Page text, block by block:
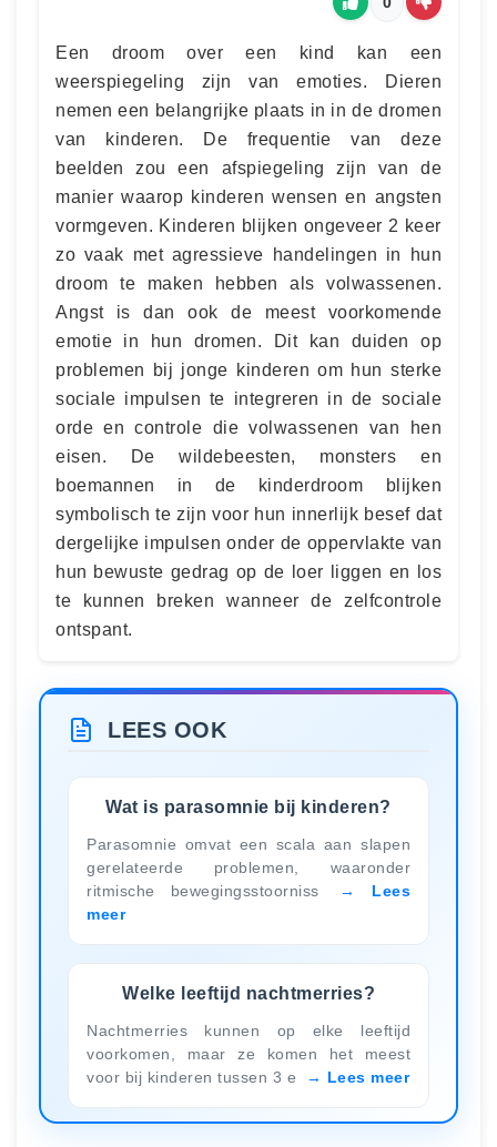
Een droom over een kind kan een
weerspiegeling zijn van emoties. Dieren
nemen een belangrijke plaats in in de dromen
van kinderen. De frequentie van deze
beelden zou een afspiegeling zijn van de
manier waarop kinderen wensen en angsten
vormgeven. Kinderen blijken ongeveer 2 keer
zo vaak met agressieve handelingen in hun
droom te maken hebben als volwassenen.
Angst is dan ook de meest voorkomende
emotie in hun dromen. Dit kan duiden op
problemen bij jonge kinderen om hun sterke
sociale impulsen te integreren in de sociale
orde en controle die volwassenen van hen
eisen. De wildebeesten, monsters en
boemannen in de kinderdroom blijken
symbolisch te zijn voor hun innerlijk besef dat
dergelijke impulsen onder de oppervlakte van
hun bewuste gedrag op de loer liggen en los
te kunnen breken wanneer de zelfcontrole
ontspant.
LEES OOK
Wat is parasomnie bij kinderen?
Parasomnie omvat een scala aan slapen
gerelateerde problemen, waaronder
ritmische bewegingsstoorniss
Lees
meer
Welke leeftijd nachtmerries?
Nachtmerries kunnen op elke leeftijd
voorkomen, maar ze komen het meest
voor bij kinderen tussen 3 e
Lees meer